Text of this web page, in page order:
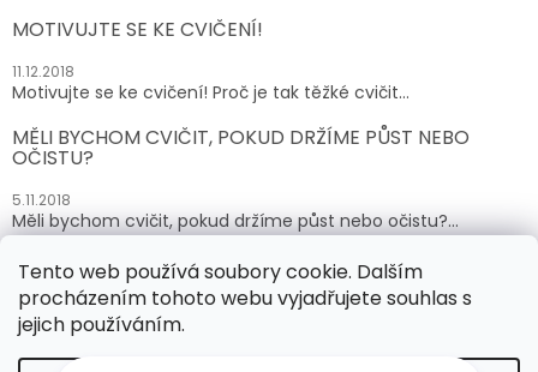
Tento web používá soubory cookie. Dalším
procházením tohoto webu vyjadřujete souhlas s
jejich používáním.
MOTIVUJTE SE KE CVIČENÍ!
11.12.2018
Motivujte se ke cvičení! Proč je tak těžké cvičit...
MĚLI BYCHOM CVIČIT, POKUD DRŽÍME PŮST NEBO
OČISTU?
5.11.2018
Měli bychom cvičit, pokud držíme půst nebo očistu?...
ARCHIV